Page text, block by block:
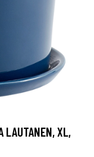
LAUTANEN, XL,